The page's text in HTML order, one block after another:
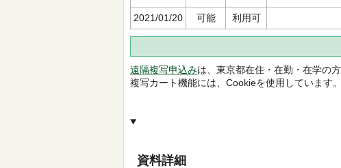
2021/01/20 可能 利用可
遠隔複写申込みは、東京都在住・在勤・在学の
複写カート機能には、Cookieを使用しています
資料詳細